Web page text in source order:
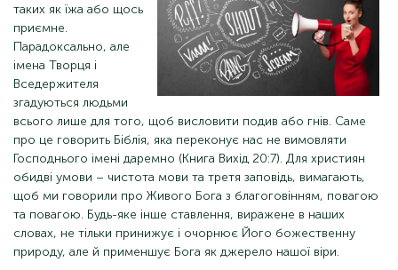
таких як їжа або щось
приємне.
Парадоксально, але
імена Творця і
Вседержителя
згадуються людьми
всього лише для того, щоб висловити подив або гнів. Саме
про це говорить Біблія, яка переконує нас не вимовляти
Господнього імені даремно (Книга Вихід 20:7). Для християн
обидві умови – чистота мови та третя заповідь, вимагають,
щоб ми говорили про Живого Бога з благоговінням, повагою
та повагою. Будь-яке інше ставлення, виражене в наших
словах, не тільки принижує і очорнює Його божественну
природу, але й применшує Бога як джерело нашої віри.